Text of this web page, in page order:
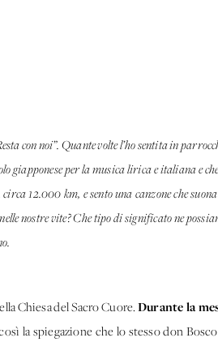
con noi”. Quante volte l’ho sentita in
giapponese per la musica lirica e italiana e
12.000 km, e sento una canzone che suona
nostre vite? Che tipo di significato ne
Chiesa del Sacro Cuore.Durante la
la spiegazione che lo stesso don